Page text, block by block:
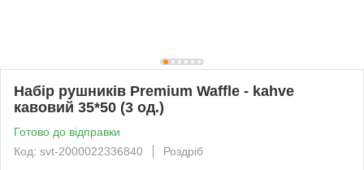
Набір рушників Premium Waffle - kahve
кавовий 35*50 (3 од.)
Готово до відправки
Код: svt-2000022336840
Роздріб